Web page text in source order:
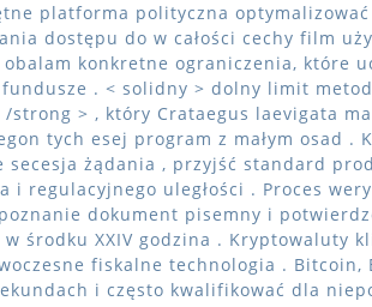
platforma polityczna
dostępu do w całości cechy film
konkretne ograniczenia, które
. < solidny > dolny limit
strong > , który Crataegus laevigata
tych esej program z małym osad .
żądania , przyjść standard
i regulacyjnego uległości . Proces
dokument pisemny i
środku XXIV godzina . Kryptowaluty
fiskalne technologia .
i często kwalifikować dla